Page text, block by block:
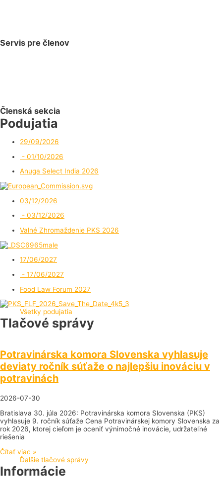
Servis pre členov
Členská sekcia
Podujatia
29/09/2026
- 01/10/2026
Anuga Select India 2026
03/12/2026
- 03/12/2026
Valné Zhromaždenie PKS 2026
17/06/2027
- 17/06/2027
Food Law Forum 2027
Všetky podujatia
Tlačové správy
Potravinárska komora Slovenska vyhlasuje
deviaty ročník súťaže o najlepšiu inováciu v
potravinách
2026-07-30
Bratislava 30. júla 2026: Potravinárska komora Slovenska (PKS)
vyhlasuje 9. ročník súťaže Cena Potravinárskej komory Slovenska za
rok 2026, ktorej cieľom je oceniť výnimočné inovácie, udržateľné
riešenia
Čítať viac »
Ďalšie tlačové správy
Informácie